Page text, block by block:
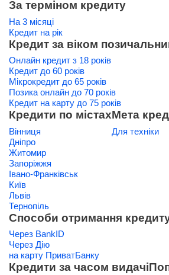
За терміном кредиту
На 3 місяці
Кредит на рік
Кредит за віком
Онлайн кредит з 18 років
Кредит до 60 років
Мікрокредит до 65 років
Позика онлайн до 70 років
Кредит на карту до 75 років
Кредити по містах
Вінниця
Дніпро
Житомир
Запоріжжя
Івано-Франківськ
Київ
Львів
Тернопіль
Мета
Для техніки
Способи отримання
Через BankID
Через Дію
на карту ПриватБанку
Кредити за часом видачі